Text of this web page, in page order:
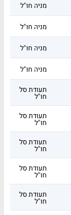
מניה חו"ל
מניה חו"ל
מניה חו"ל
מניה חו"ל
תעודת סל
חו"ל
תעודת סל
חו"ל
תעודת סל
חו"ל
תעודת סל
חו"ל
תעודת סל
חו"ל